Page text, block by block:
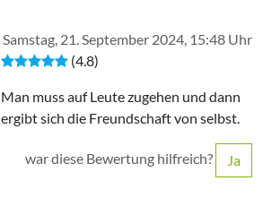
Samstag, 21. September 2024, 15:48 Uhr
(4.8)
Man muss auf Leute zugehen und dann
ergibt sich die Freundschaft von selbst.
war diese Bewertung hilfreich? Ja